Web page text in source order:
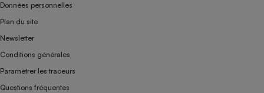
Données personnelles
Plan du site
Newsletter
Conditions générales
Paramétrer les traceurs
Questions fréquentes